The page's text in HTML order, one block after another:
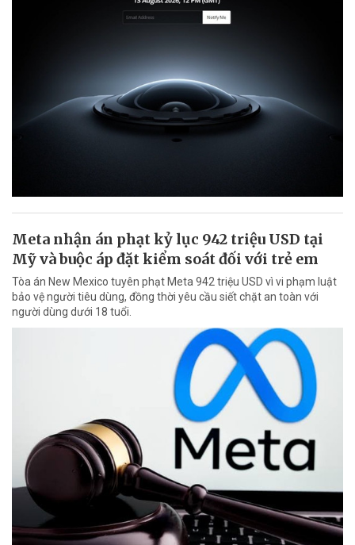
Meta nhận án phạt kỷ lục 942 triệu USD tại
Mỹ và buộc áp đặt kiểm soát đối với trẻ em
Tòa án New Mexico tuyên phạt Meta 942 triệu USD vì vi phạm luật
bảo vệ người tiêu dùng, đồng thời yêu cầu siết chặt an toàn với
người dùng dưới 18 tuổi.